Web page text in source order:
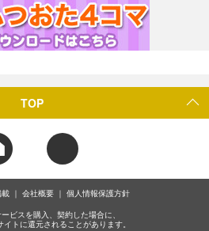
TOP
載 会社概要 個人情報保護方針
ビスを購入、契約した場合に、
トに還元されることがあります。